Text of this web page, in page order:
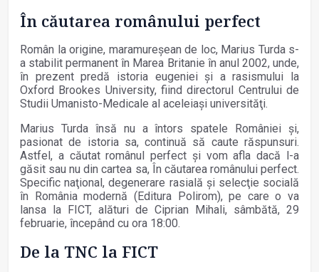
În căutarea românului perfect
Român la origine, maramureşean de loc, Marius Turda s-
a stabilit permanent în Marea Britanie în anul 2002, unde,
în prezent predă istoria eugeniei şi a rasismului la
Oxford Brookes University, fiind directorul Centrului de
Studii Umanisto-Medicale al aceleiaşi universităţi.
Marius Turda însă nu a întors spatele României şi,
pasionat de istoria sa, continuă să caute răspunsuri.
Astfel, a căutat românul perfect şi vom afla dacă l-a
găsit sau nu din cartea sa, În căutarea românului perfect.
Specific naţional, degenerare rasială şi selecţie socială
în România modernă (Editura Polirom), pe care o va
lansa la FICT, alături de Ciprian Mihali, sâmbătă, 29
februarie, începând cu ora 18:00.
De la TNC la FICT